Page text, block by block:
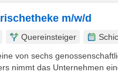
m/w/d
Quereinsteiger
von sechs
nimmt das Unternehmen